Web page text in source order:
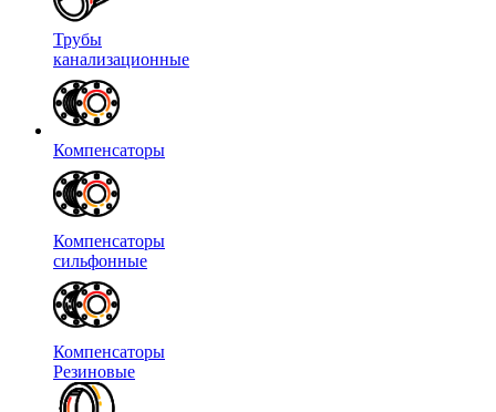
Трубы
канализационные
Компенсаторы
Компенсаторы
сильфонные
Компенсаторы
Резиновые